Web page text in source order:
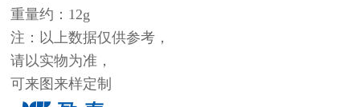
重量约：12g
注：以上数据仅供参考，
请以实物为准，
可来图来样定制